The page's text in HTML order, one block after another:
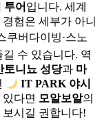
투어 입니다. 세계
험은 세부가 아니
쿠버다이빙·스노
수 있습니다. 역
토니뇨 성당과 마
IT PARK 야시
다면 모알보알의
시길 권합니다!